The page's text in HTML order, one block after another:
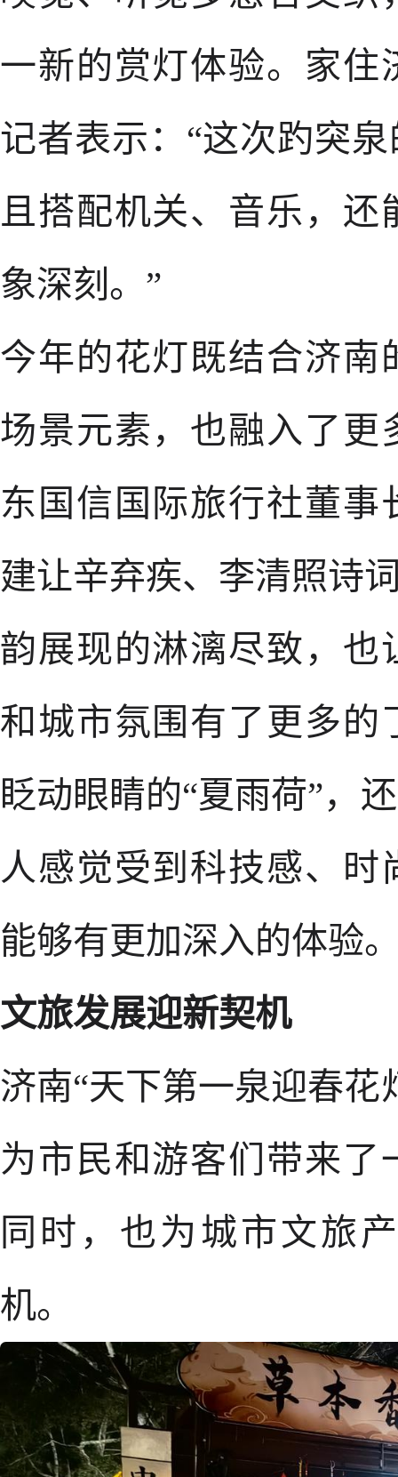
一新的赏灯体验。家住
记者表示：“这次趵突
且搭配机关、音乐，
象深刻。”
今年的花灯既结合济南
场景元素，也融入了更
东国信国际旅行社董
建让辛弃疾、李清照诗
韵展现的淋漓尽致，也
和城市氛围有了更多的
眨动眼睛的“夏雨荷”，
人感觉受到科技感、
能够有更加深入的体验
文旅发展迎新契机
济南“天下第一泉迎春
为市民和游客们带来
同时，也为城市文旅
机。